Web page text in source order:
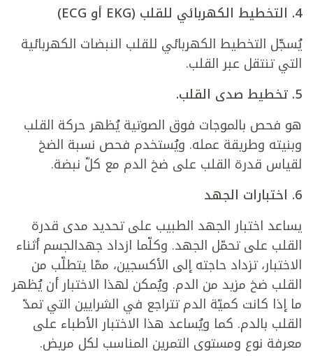
4. التخطيط الكهربائي للقلب (EKG أو ECG)
يُسجّل التخطيط الكهربائي للقلب النبضات الكهربائية
التي تنتقل عبر القلب.
5. تخطيط صدى القلب.
هو فحص بالموجات فوق الصوتية يُظهر حركة القلب
وبنيته وطريقة عمله. ويُستخدم فحص نسبة الضخ
لقياس قدرة القلب على ضخ الدم مع كلّ نبضة.
6. اختبارات الجهد
يساعد اختبار الجهد الطبيب على تحديد مدى قدرة
القلب على تحمّل الجهد. وكلّما ازداد جهدالجسم أثناء
الاختبار، تزداد حاجته إلى الأكسجين، ممّا يتطلّب من
القلب ضخ مزيد من الدم. ويُمكن لهذا الاختبار أن يُظهر
ما إذا كانت كميّة الدم تتراجع في الشرايين التي تمدّ
القلب بالدم. كما ويُساعد هذا الاختبار الأطباء على
معرفة نوع ومستوى التمرين المناسب لكل مريض.